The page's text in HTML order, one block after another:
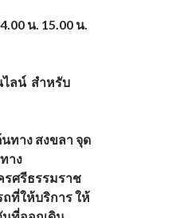
น. 15.00 น.
ไลน์สำหรับ
ทาง สงขลาจุด
าง
รศรีธรรมราช
ถที่ให้บริการ ให้